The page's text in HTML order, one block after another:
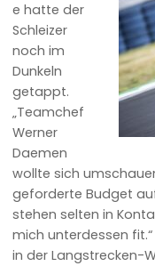
e hatte der
Schleizer
noch im
Dunkeln
getappt.
„Teamchef
Werner
Daemen
wollte sich
geforderte Budget
stehen selten in
mich unterdessen
in der Langstrecken-